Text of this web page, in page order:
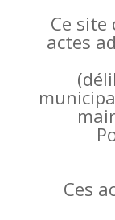
Ce site
actes
(
Ces